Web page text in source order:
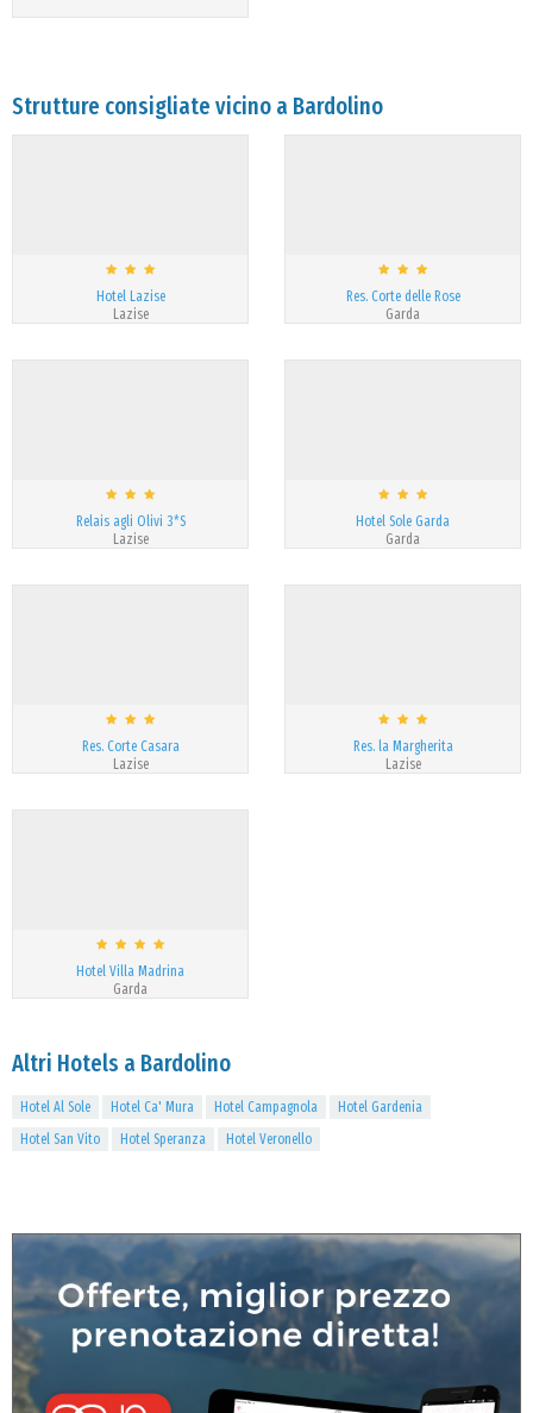
Strutture consigliate vicino a Bardolino
Hotel Lazise
Lazise
Res. Corte delle Rose
Garda
Relais agli Olivi 3*S
Lazise
Hotel Sole Garda
Garda
Res. Corte Casara
Lazise
Res. la Margherita
Lazise
Hotel Villa Madrina
Garda
Altri Hotels a Bardolino
Hotel Al Sole Hotel Ca' Mura Hotel Campagnola
Hotel Gardenia
Hotel San Vito
Hotel Speranza Hotel Veronello